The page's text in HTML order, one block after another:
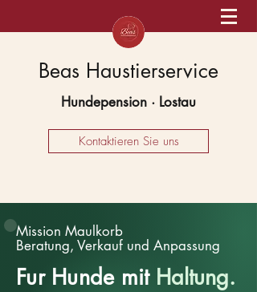
Beas Haustierservice
Hundepension · Lostau
Kontaktieren Sie uns
Mission Maulkorb
Beratung, Verkauf und Anpassung
Fur Hunde mit Haltung.